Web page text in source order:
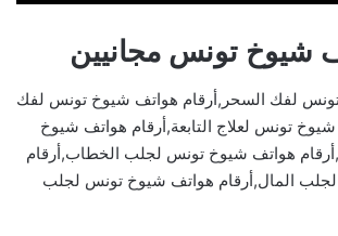
شيوخ تونس مجانيين
لفك السحر,أرقام هواتف شيوخ تونس لفك
تونس لعلاج التابعة,أرقام هواتف شيوخ
هواتف شيوخ تونس لجلب الخطاب,أرقام
المال,أرقام هواتف شيوخ تونس لجلب